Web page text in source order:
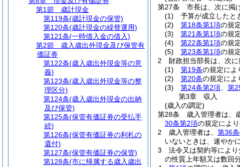
第27条
市長は、次に掲
(1)
予算が成立したと
(2)
第18条第1項の規
(3)
第21条第1項の規
(4)
第22条第1項の規
(5)
第23条第1項の規
2
財政担当部長は、次
(1)
第19条の規定によ
(2)
第20条の規定によ
(3)
第24条第2項 第
第3章
収入
(歳入の調定)
第28条
歳入管理者は、
30条第2項の規定によ
2
歳入管理者は、 第36条
いないときは、速やか
3
法令又は契約等により
の性質上年額又は数回
第1節
歳計現金
第119条(歳計現金の保管)
第120条(歳計現金の繰替運用)
第121条(一時借入金の借入)
第2節
歳入歳出外現金及び保管有
価証券
第122条(歳入歳出外現金等の意
義)
第123条(歳入歳出外現金等の整
理区分)
第124条(歳入歳出外現金の出納
及び保管)
第125条(保管有価証券の受払手
続)
第126条(保管有価証券の利札の
還付)
第127条(保管有価証券の保管)
第128条(市に帰属する歳入歳出